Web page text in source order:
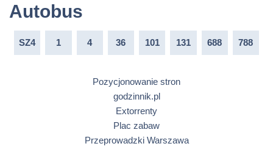
Autobus
SZ4 1 4 36 101 131 688 788
Pozycjonowanie stron
godzinnik.pl
Extorrenty
Plac zabaw
Przeprowadzki Warszawa